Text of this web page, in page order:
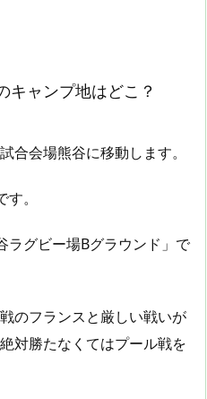
キャンプ地はどこ？
合会場熊谷に移動します。
。
ラグビー場Bグラウンド」で
のフランスと厳しい戦いが
対勝たなくてはプール戦を